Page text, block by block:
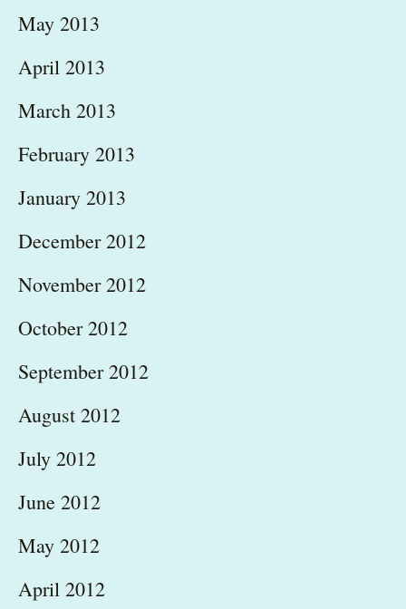
May 2013
April 2013
March 2013
February 2013
January 2013
December 2012
November 2012
October 2012
September 2012
August 2012
July 2012
June 2012
May 2012
April 2012